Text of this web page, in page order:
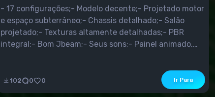
- 17 configurações;- Modelo decente;- Projetado motor
e espaço subterrâneo;- Chassis detalhado;- Salão
projetado;- Texturas altamente detalhadas;- PBR
integral;- Bom Jbeam;- Seus sons;- Painel animado,
iluminação de trabalho;- Espelhos de trabalho;-
Gatilhos na cabine;- Abre;- Afinação;- Suas
102 0 0 Ir Para